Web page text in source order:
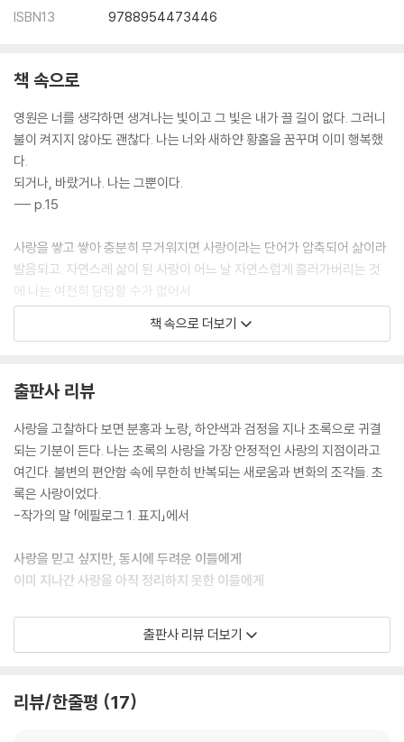
ISBN13
9788954473446
책 속으로
영원은 너를 생각하면 생겨나는 빛이고 그 빛은 내가 끌 길이 없다. 그러니
불이 켜지지 않아도 괜찮다. 나는 너와 새하얀 황홀을 꿈꾸며 이미 행복했
다.
되거나, 바랐거나. 나는 그뿐이다.
--- p.15
사랑을 쌓고 쌓아 충분히 무거워지면 사랑이라는 단어가 압축되어 삶이라
발음되고. 자연스레 삶이 된 사랑이 어느 날 자연스럽게 흘러가버리는 것
에 나는 여전히 담담할 수가 없어서.
사랑 앞에 인간은 영원히 어리숙할 수도 있겠다는 생각으로 올해를 맞이했
사랑을 만들어간다는 게 참 어렵다, 그렇지? (……) 그렇게 사랑함에도 불
구하고 우리는 우리로 살아갈 수가 없었다는 게 말이야.
사랑을 하는 것과 사랑을 만들어가는 것 사이에 때로는 이토록 커다란 간
극이 있어.
--- p.69
대 결국 피를 보고 만다. 나의 피부에 생채기가 나고 너의 피부에서 피가 흐
르면 그것을 우리의 공통된 표식이라고 좋아할 텐가.
나는 네게 가장 많이 보호받고 싶고, 동시에 한없이 너를 보호하고 싶다. 이
곳은 우리의 집. 보금자리. 서로가 서로의 입안에 따뜻한 흰 쌀밥을 넣어주
--- p.114
책 속으로 더보기
출판사 리뷰
사랑을 고찰하다 보면 분홍과 노랑, 하얀색과 검정을 지나 초록으로 귀결
되는 기분이 든다. 나는 초록의 사랑을 가장 안정적인 사랑의 지점이라고
여긴다. 불변의 편안함 속에 무한히 반복되는 새로움과 변화의 조각들. 초
록은 사랑이었다.
-작가의 말 「에필로그 1. 표지」에서
사랑을 믿고 싶지만, 동시에 두려운 이들에게
이미 지나간 사랑을 아직 정리하지 못한 이들에게
“사랑이 오기로 한 자리에, 당신은 아직 서 있는가.”
을 한 인간의 내면 성장 서사로 풀어내며, 관계가 남긴 감정의 흔적을 차분
출판사 리뷰 더보기
리뷰/한줄평 17